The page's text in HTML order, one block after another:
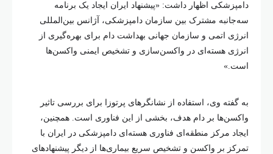
دامپزشکی اظهار داشت: «پیشنهاد ایران ایجاد یک برنامه
سه‌جانبه مشترک بین سازمان دامپزشکی، آژانس بین‌المللی
انرژی اتمی و سازمان جهانی بهداشت دام برای بهره‌گیری از
انرژی هسته‌ای در واکسن‌سازی و تشخیص ایمنی واکسن‌ها
است.»
به گفته وی، استفاده از نشانگرهای پرتوزا برای بررسی تاثیر
واکسن‌ها بر دام هدف، بخشی از این فناوری است. همچنین،
ایجاد مرکز منطقه‌ای فناوری هسته‌ای دامپزشکی در ایران با
تمرکز بر واکسن و تشخیص سریع بیماری‌ها از دیگر پیشنهادهای